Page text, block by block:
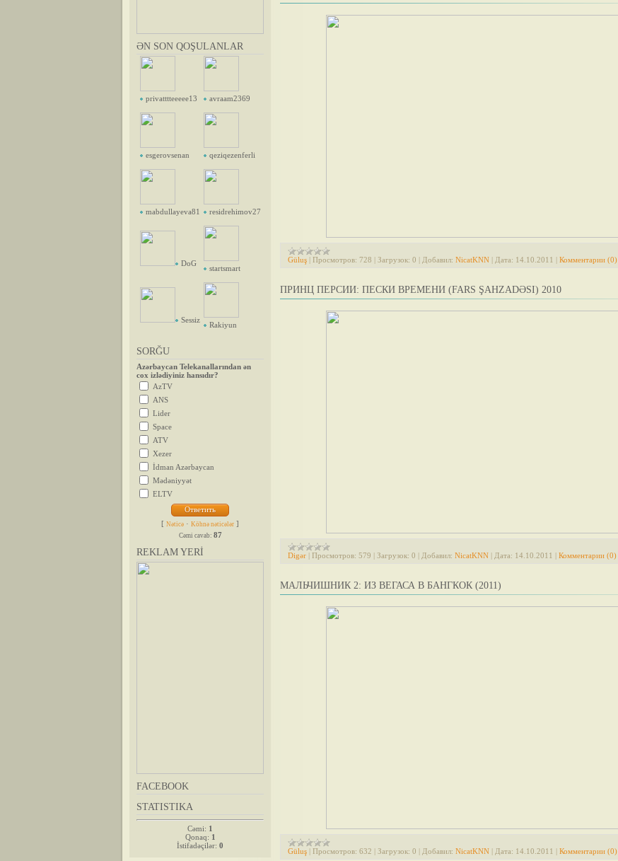
ƏN SON QOŞULANLAR
privatttteeeee13 avraam2369
esgerovsenan qeziqezenferli
mabdullayeva81 residrehimov27
DoG
startsmart
Sessiz
Rakiyun
SORĞU
Azərbaycan Telekanallarından ən
cox izlədiyiniz hansıdır?
AzTV
ANS
Lider
Space
ATV
Xezer
İdman Azərbaycan
Mədəniyyət
ELTV
[ Nəticə · Köhnə nəticələr ]
Cəmi cavab: 87
REKLAM YERİ
FACEBOOK
STATISTIKA
Cəmi: 1
Qonaq: 1
İstifadəçilər: 0
Güluş | Просмотров: 728 | Загрузок: 0 | Добавил: NicatKNN | Дата: 14.10.2011 | Комментарии (0)
ПРИНЦ ПЕРСИИ: ПЕСКИ ВРЕМЕНИ (FARS ŞAHZADƏSI) 2010
Digər | Просмотров: 579 | Загрузок: 0 | Добавил: NicatKNN | Дата: 14.10.2011 | Комментарии (0)
МАЛЬЧИШНИК 2: ИЗ ВЕГАСА В БАНГКОК (2011)
Güluş | Просмотров: 632 | Загрузок: 0 | Добавил: NicatKNN | Дата: 14.10.2011 | Комментарии (0)